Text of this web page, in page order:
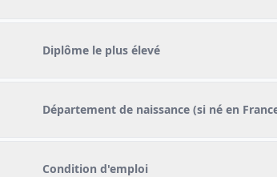
Diplôme le plus élevé
Département de naissance (si né en
Condition d'emploi